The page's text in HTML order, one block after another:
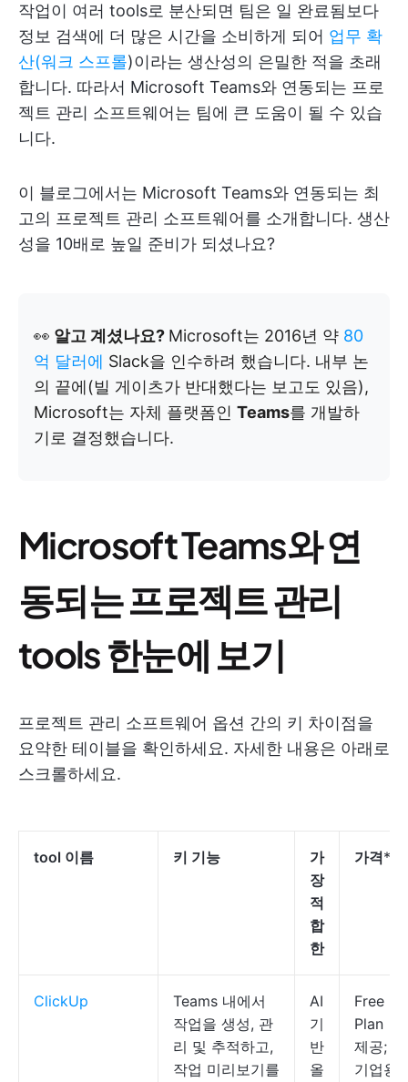
작업이 여러 tools로 분산되면 팀은 일 완료됨보다
정보 검색에 더 많은 시간을 소비하게 되어 업무 확
산(워크 스프롤)이라는 생산성의 은밀한 적을 초래
합니다. 따라서 Microsoft Teams와 연동되는 프로
젝트 관리 소프트웨어는 팀에 큰 도움이 될 수 있습
니다.
이 블로그에서는 Microsoft Teams와 연동되는 최
고의 프로젝트 관리 소프트웨어를 소개합니다. 생산
성을 10배로 높일 준비가 되셨나요?
👀 알고 계셨나요? Microsoft는 2016년 약 80
억 달러에 Slack을 인수하려 했습니다. 내부 논
의 끝에(빌 게이츠가 반대했다는 보고도 있음),
Microsoft는 자체 플랫폼인 Teams를 개발하
기로 결정했습니다.
Microsoft Teams와 연
동되는 프로젝트 관리
tools 한눈에 보기
프로젝트 관리 소프트웨어 옵션 간의 키 차이점을
요약한 테이블을 확인하세요. 자세한 내용은 아래로
스크롤하세요.
tool 이름 키 기능
가
장
적
합
한
가격*
ClickUp
Teams 내에서
작업을 생성, 관
리 및 추적하고,
작업 미리보기를
AI
기
반
올
Free
Plan
제공;
기업용